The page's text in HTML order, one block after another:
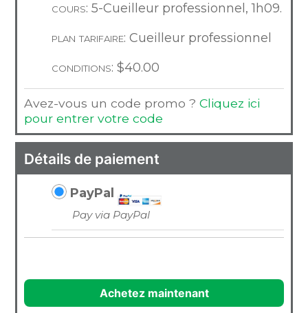
cours: 5-Cueilleur professionnel, 1h09.
plan tarifaire: Cueilleur professionnel
conditions: $40.00
Avez-vous un code promo ?Cliquez ici
pour entrer votre code
Détails de paiement
PayPal
Pay via PayPal
Achetez maintenant